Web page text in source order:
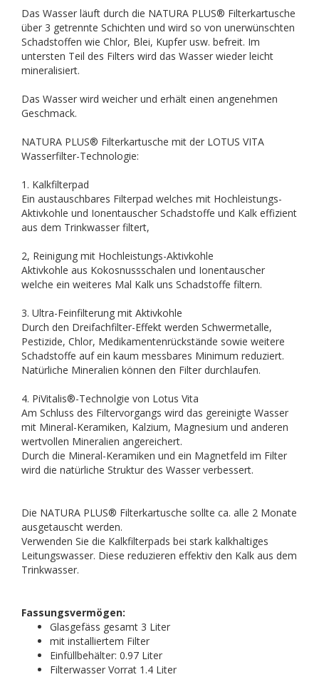
Das Wasser läuft durch die NATURA PLUS® Filterkartusche
über 3 getrennte Schichten und wird so von unerwünschten
Schadstoffen wie Chlor, Blei, Kupfer usw. befreit. Im
untersten Teil des Filters wird das Wasser wieder leicht
mineralisiert.
Das Wasser wird weicher und erhält einen angenehmen
Geschmack.
NATURA PLUS® Filterkartusche mit der LOTUS VITA
Wasserfilter-Technologie:
1. Kalkfilterpad
Ein austauschbares Filterpad welches mit Hochleistungs-
Aktivkohle und Ionentauscher Schadstoffe und Kalk effizient
aus dem Trinkwasser filtert,
2, Reinigung mit Hochleistungs-Aktivkohle
Aktivkohle aus Kokosnussschalen und Ionentauscher
welche ein weiteres Mal Kalk uns Schadstoffe filtern.
3. Ultra-Feinfilterung mit Aktivkohle
Durch den Dreifachfilter-Effekt werden Schwermetalle,
Pestizide, Chlor, Medikamentenrückstände sowie weitere
Schadstoffe auf ein kaum messbares Minimum reduziert.
Natürliche Mineralien können den Filter durchlaufen.
4. PiVitalis®-Technolgie von Lotus Vita
Am Schluss des Filtervorgangs wird das gereinigte Wasser
mit Mineral-Keramiken, Kalzium, Magnesium und anderen
wertvollen Mineralien angereichert.
Durch die Mineral-Keramiken und ein Magnetfeld im Filter
wird die natürliche Struktur des Wasser verbessert.
Die NATURA PLUS® Filterkartusche sollte ca. alle 2 Monate
ausgetauscht werden.
Verwenden Sie die Kalkfilterpads bei stark kalkhaltiges
Leitungswasser. Diese reduzieren effektiv den Kalk aus dem
Trinkwasser.
Fassungsvermögen:
Glasgefäss gesamt 3 Liter
mit installiertem Filter
Einfüllbehälter: 0.97 Liter
Filterwasser Vorrat 1.4 Liter